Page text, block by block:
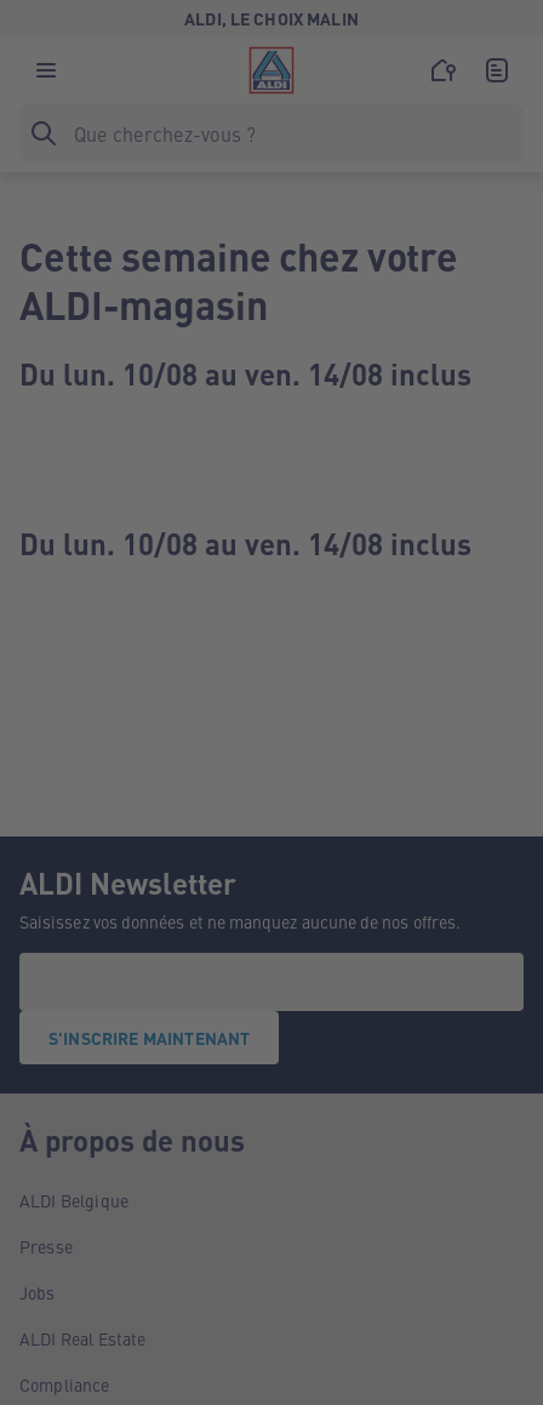
ALDI, LE CHOIX MALIN
Cette semaine chez votre
ALDI-magasin
Du lun. 10/08 au ven. 14/08 inclus
Du lun. 10/08 au ven. 14/08 inclus
ALDI Newsletter
Saisissez vos données et ne manquez aucune de nos offres.
S'INSCRIRE MAINTENANT
À propos de nous
ALDI Belgique
Presse
Jobs
ALDI Real Estate
Compliance